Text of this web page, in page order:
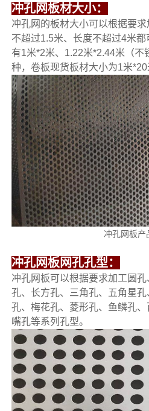
冲孔网板材大小：
冲孔网的板材大小可以根据要
不超过1.5米、长度不超过4米
有1米*2米、1.22米*2.44米（不
种，卷板现货板材大小为1米*20
冲孔网板产
冲孔网板网孔孔型：
冲孔网板可以根据要求加工圆
孔、长方孔、三角孔、五角星
孔、梅花孔、菱形孔、鱼鳞孔
嘴孔等系列孔型。